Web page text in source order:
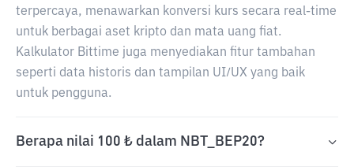
terpercaya, menawarkan konversi kurs secara real-time
untuk berbagai aset kripto dan mata uang fiat.
Kalkulator Bittime juga menyediakan fitur tambahan
seperti data historis dan tampilan UI/UX yang baik
untuk pengguna.
Berapa nilai 100 ₺ dalam NBT_BEP20?